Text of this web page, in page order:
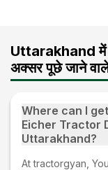
Uttarakhand में
अक्सर पूछे जाने
Where can I
Eicher Tractor
Uttarakhand?
At tractorgyan,